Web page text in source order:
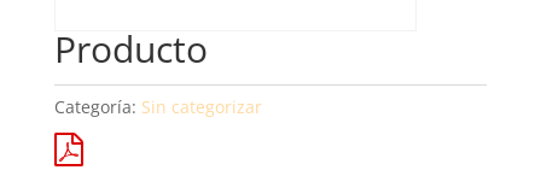
Producto
Categoría: Sin categorizar